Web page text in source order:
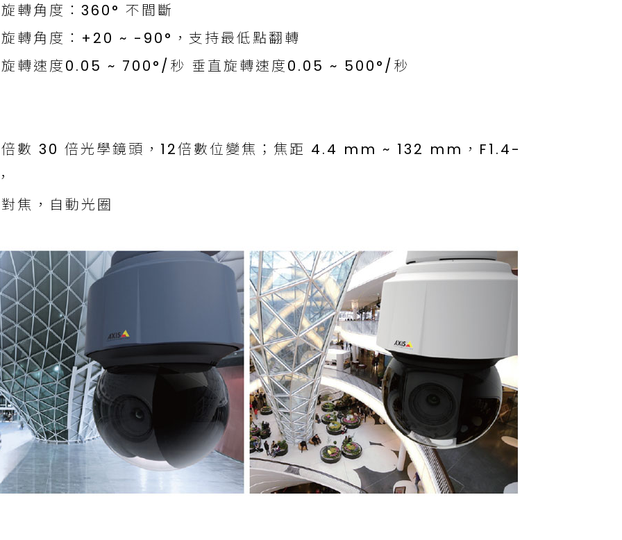
轉角度：360° 不間斷
轉角度：+20 ~ -90°，支持最低點翻轉
轉速度0.05 ~ 700°/秒 垂直旋轉速度0.05 ~ 500°/秒
數 30 倍光學鏡頭，12倍數位變焦；焦距 4.4 mm ~ 132 mm，F1.4-
焦，自動光圈